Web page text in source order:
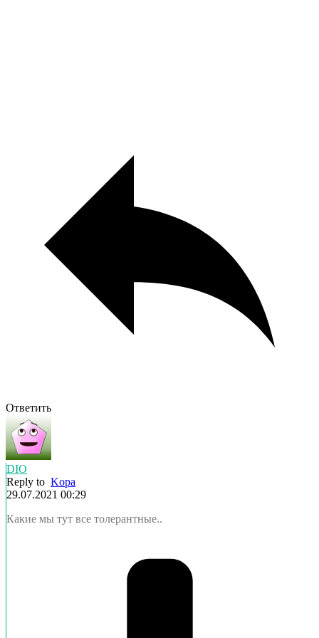
Ответить
DIO
Reply to Kopa
29.07.2021 00:29
Какие мы тут все толерантные..